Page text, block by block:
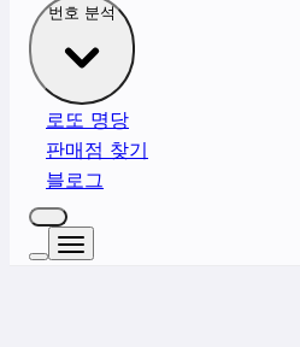
번호 분석
로또 명당
판매점 찾기
블로그